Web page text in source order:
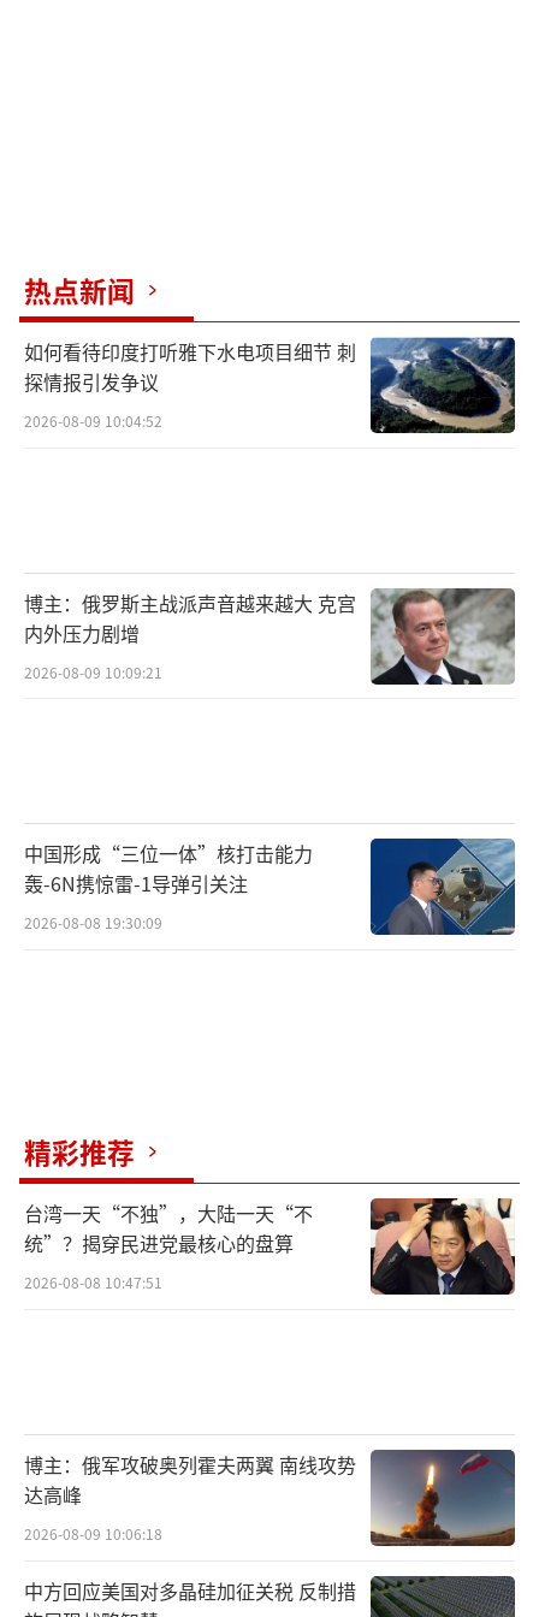
热点新闻
如何看待印度打听雅下水电项目细节 刺
探情报引发争议
2026-08-09 10:04:52
博主：俄罗斯主战派声音越来越大 克宫
内外压力剧增
2026-08-09 10:09:21
中国形成“三位一体”核打击能力
轰-6N携惊雷-1导弹引关注
2026-08-08 19:30:09
精彩推荐
台湾一天“不独”，大陆一天“不
统”？揭穿民进党最核心的盘算
2026-08-08 10:47:51
博主：俄军攻破奥列霍夫两翼 南线攻势
达高峰
2026-08-09 10:06:18
中方回应美国对多晶硅加征关税 反制措